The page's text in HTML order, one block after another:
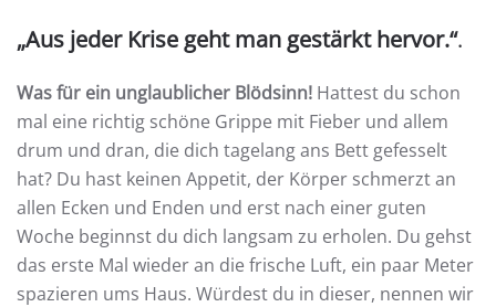
„Aus jeder Krise geht man gestärkt hervor.“.
Was für ein unglaublicher Blödsinn! Hattest du schon
mal eine richtig schöne Grippe mit Fieber und allem
drum und dran, die dich tagelang ans Bett gefesselt
hat? Du hast keinen Appetit, der Körper schmerzt an
allen Ecken und Enden und erst nach einer guten
Woche beginnst du dich langsam zu erholen. Du gehst
das erste Mal wieder an die frische Luft, ein paar Meter
spazieren ums Haus. Würdest du in dieser, nennen wir